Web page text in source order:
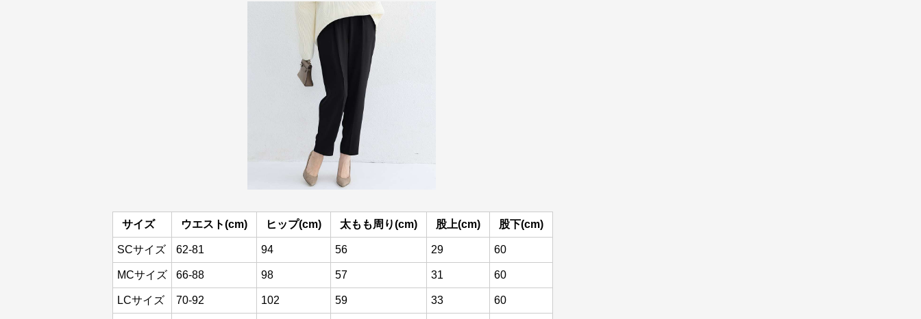
サイズ ウエスト(cm) ヒップ(cm) 太もも周り(cm) 股上(cm) 股下(cm)
SCサイズ 62-81 94 56 29 60
MCサイズ 66-88 98 57 31 60
LCサイズ 70-92 102 59 33 60